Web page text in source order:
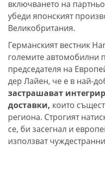
включването на
убеди японският
Великобритания.
Германският вестник
големите автомобилни
председателя на
дер Лайен, че е в най-
застрашават
доставки, които
региона. Строгият
се, би засегнал и
използват